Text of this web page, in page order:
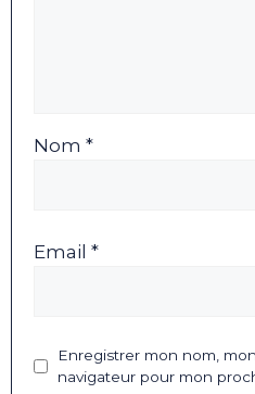
Nom *
Email *
Enregistrer mon nom,
navigateur pour mon